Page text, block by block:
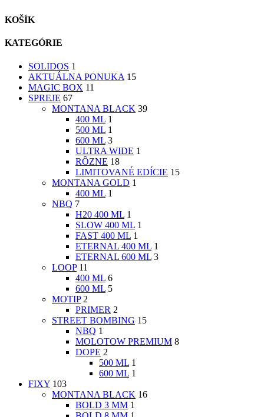
KOŠÍK
KATEGÓRIE
SOLIDOS 1
AKTUÁLNA PONUKA 15
MAGIC BOX 11
SPREJE 67
MONTANA BLACK 39
400 ML 1
500 ML 1
600 ML 3
ULTRA WIDE 1
RÔZNE 18
LIMITOVANÉ EDÍCIE 15
MONTANA GOLD 1
400 ML 1
NBQ 7
H20 400 ML 1
SLOW 400 ML 1
FAST 400 ML 1
ETERNAL 400 ML 1
ETERNAL 600 ML 3
LOOP 11
400 ML 6
600 ML 5
MOTIP 2
PRIMER 2
STREET BOMBING 15
NBQ 1
MOLOTOW PREMIUM 8
DOPE 2
500 ML 1
600 ML 1
FIXY 103
MONTANA BLACK 16
BOLD 3 MM 1